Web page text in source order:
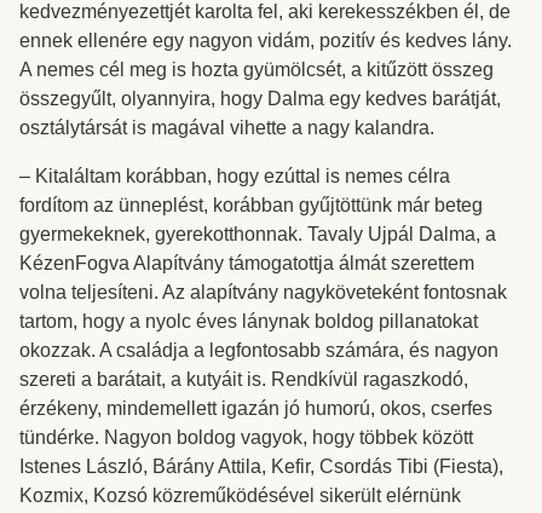
kedvezményezettjét karolta fel, aki kerekesszékben él, de
ennek ellenére egy nagyon vidám, pozitív és kedves lány.
A nemes cél meg is hozta gyümölcsét, a kitűzött összeg
összegyűlt, olyannyira, hogy Dalma egy kedves barátját,
osztálytársát is magával vihette a nagy kalandra.
– Kitaláltam korábban, hogy ezúttal is nemes célra
fordítom az ünneplést, korábban gyűjtöttünk már beteg
gyermekeknek, gyerekotthonnak. Tavaly Ujpál Dalma, a
KézenFogva Alapítvány támogatottja álmát szerettem
volna teljesíteni. Az alapítvány nagyköveteként fontosnak
tartom, hogy a nyolc éves lánynak boldog pillanatokat
okozzak. A családja a legfontosabb számára, és nagyon
szereti a barátait, a kutyáit is. Rendkívül ragaszkodó,
érzékeny, mindemellett igazán jó humorú, okos, cserfes
tündérke. Nagyon boldog vagyok, hogy többek között
Istenes László, Bárány Attila, Kefir, Csordás Tibi (Fiesta),
Kozmix, Kozsó közreműködésével sikerült elérnünk